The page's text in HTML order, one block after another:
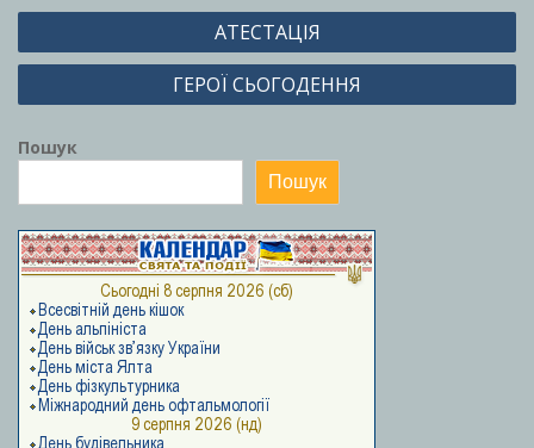
Навігація
записів
АТЕСТАЦІЯ
ГЕРОЇ СЬОГОДЕННЯ
Пошук
Пошук